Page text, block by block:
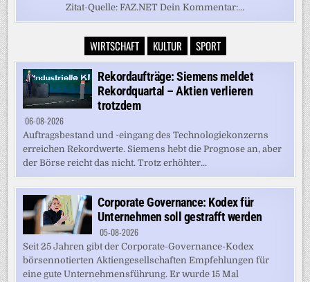
Zitat-Quelle: FAZ.NET Dein Kommentar:...
WIRTSCHAFT KULTUR SPORT
Rekordaufträge: Siemens meldet
Rekordquartal – Aktien verlieren
trotzdem
06-08-2026
Auftragsbestand und -eingang des Technologiekonzerns
erreichen Rekordwerte. Siemens hebt die Prognose an, aber
der Börse reicht das nicht. Trotz erhöhter...
Corporate Governance: Kodex für
Unternehmen soll gestrafft werden
05-08-2026
Seit 25 Jahren gibt der Corporate-Governance-Kodex
börsennotierten Aktiengesellschaften Empfehlungen für
eine gute Unternehmensführung. Er wurde 15 Mal